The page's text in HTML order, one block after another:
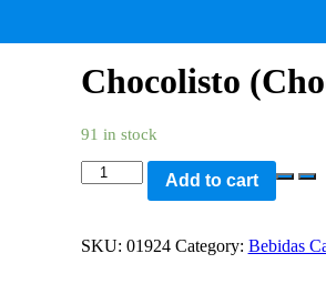
Chocolisto
91 in stock
Chocolisto
(Chocolate
400
Add to cart
SKU: 01924 Category: Bebidas